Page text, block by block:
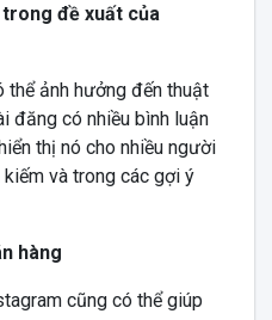
đề xuất của
ảnh hưởng đến thuật
đăng có nhiều bình luận
thị nó cho nhiều người
và trong các gợi ý
hàng
cũng có thể giúp